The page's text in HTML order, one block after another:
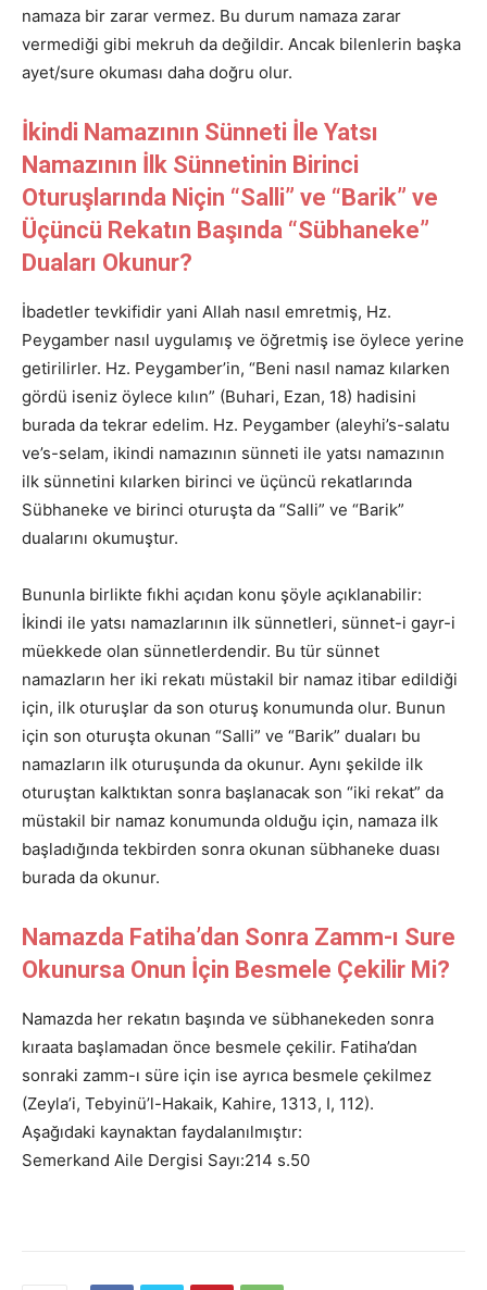
namaza bir zarar vermez. Bu durum namaza zarar
vermediği gibi mekruh da değildir. Ancak bilenlerin başka
ayet/sure okuması daha doğru olur.
İkindi Namazının Sünneti İle Yatsı
Namazının İlk Sünnetinin Birinci
Oturuşlarında Niçin “Salli” ve “Barik” ve
Üçüncü Rekatın Başında “Sübhaneke”
Duaları Okunur?
İbadetler tevkifidir yani Allah nasıl emretmiş, Hz.
Peygamber nasıl uygulamış ve öğretmiş ise öylece yerine
getirilirler. Hz. Peygamber’in, “Beni nasıl namaz kılarken
gördü iseniz öylece kılın” (Buhari, Ezan, 18) hadisini
burada da tekrar edelim. Hz. Peygamber (aleyhi’s-salatu
ve’s-selam, ikindi namazının sünneti ile yatsı namazının
ilk sünnetini kılarken birinci ve üçüncü rekatlarında
Sübhaneke ve birinci oturuşta da “Salli” ve “Barik”
dualarını okumuştur.
Bununla birlikte fıkhi açıdan konu şöyle açıklanabilir:
İkindi ile yatsı namazlarının ilk sünnetleri, sünnet-i gayr-i
müekkede olan sünnetlerdendir. Bu tür sünnet
namazların her iki rekatı müstakil bir namaz itibar edildiği
için, ilk oturuşlar da son oturuş konumunda olur. Bunun
için son oturuşta okunan “Salli” ve “Barik” duaları bu
namazların ilk oturuşunda da okunur. Aynı şekilde ilk
oturuştan kalktıktan sonra başlanacak son “iki rekat” da
müstakil bir namaz konumunda olduğu için, namaza ilk
başladığında tekbirden sonra okunan sübhaneke duası
burada da okunur.
Namazda Fatiha’dan Sonra Zamm-ı Sure
Okunursa Onun İçin Besmele Çekilir Mi?
Namazda her rekatın başında ve sübhanekeden sonra
kıraata başlamadan önce besmele çekilir. Fatiha’dan
sonraki zamm-ı süre için ise ayrıca besmele çekilmez
(Zeyla’i, Tebyinü’l-Hakaik, Kahire, 1313, I, 112).
Aşağıdaki kaynaktan faydalanılmıştır:
Semerkand Aile Dergisi Sayı:214 s.50